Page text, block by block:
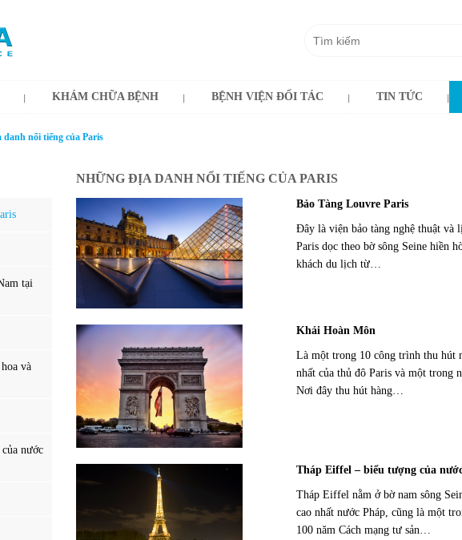
KHÁM CHỮA BỆNH BỆNH VIỆN ĐỐI TÁC TIN TỨC
danh nổi tiếng của Paris
tại
và
nước
NHỮNG ĐỊA DANH NỔI TIẾNG CỦA PARIS
Bảo Tàng Louvre Paris
Đây là viện bảo tàng nghệ thuật và
Paris dọc theo bờ sông Seine hiền
khách du lịch từ…
Khải Hoàn Môn
Là một trong 10 công trình thu hút
nhất của thủ đô Paris và một trong
Nơi đây thu hút hàng…
Tháp Eiffel – biểu tượng của
Tháp Eiffel nằm ở bờ nam sông
cao nhất nước Pháp, cũng là một
100 năm Cách mạng tư sản…